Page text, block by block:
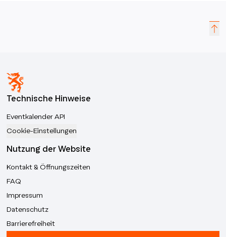
Technische Hinweise
Eventkalender API
Cookie-Einstellungen
Nutzung der Website
Kontakt & Öffnungszeiten
FAQ
Impressum
Datenschutz
Barrierefreiheit